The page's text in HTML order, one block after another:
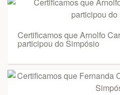
Certificamos que Arnolfo
participou do Simpósio